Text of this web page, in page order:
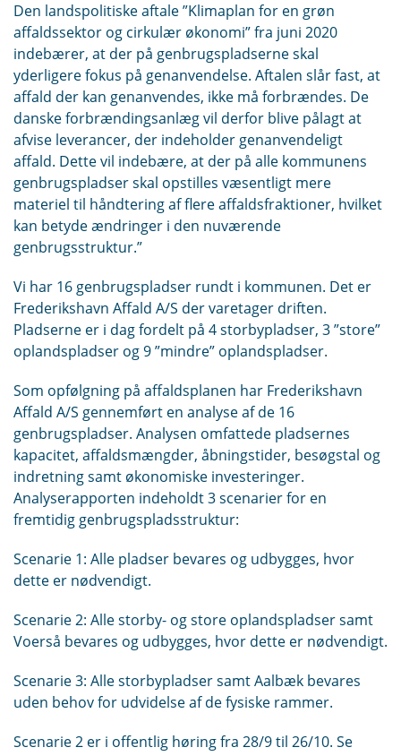
Den landspolitiske aftale ”Klimaplan for en grøn
affaldssektor og cirkulær økonomi” fra juni 2020
indebærer, at der på genbrugspladserne skal
yderligere fokus på genanvendelse. Aftalen slår fast, at
affald der kan genanvendes, ikke må forbrændes. De
danske forbrændingsanlæg vil derfor blive pålagt at
afvise leverancer, der indeholder genanvendeligt
affald. Dette vil indebære, at der på alle kommunens
genbrugspladser skal opstilles væsentligt mere
materiel til håndtering af flere affaldsfraktioner, hvilket
kan betyde ændringer i den nuværende
genbrugsstruktur.”
Vi har 16 genbrugspladser rundt i kommunen. Det er
Frederikshavn Affald A/S der varetager driften.
Pladserne er i dag fordelt på 4 storbypladser, 3 ”store”
oplandspladser og 9 ”mindre” oplandspladser.
Som opfølgning på affaldsplanen har Frederikshavn
Affald A/S gennemført en analyse af de 16
genbrugspladser. Analysen omfattede pladsernes
kapacitet, affaldsmængder, åbningstider, besøgstal og
indretning samt økonomiske investeringer.
Analyserapporten indeholdt 3 scenarier for en
fremtidig genbrugspladsstruktur:
Scenarie 1: Alle pladser bevares og udbygges, hvor
dette er nødvendigt.
Scenarie 2: Alle storby- og store oplandspladser samt
Voerså bevares og udbygges, hvor dette er nødvendigt.
Scenarie 3: Alle storbypladser samt Aalbæk bevares
uden behov for udvidelse af de fysiske rammer.
Scenarie 2 er i offentlig høring fra 28/9 til 26/10. Se